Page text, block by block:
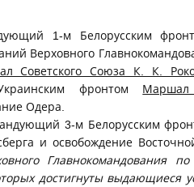
1-м Белорусским
Верховного
Советского Союза К. К.
фронтом Маршал
Одера.
3-м Белорусским
и освобождение
Главнокомандования по
достигнуты выдающиеся